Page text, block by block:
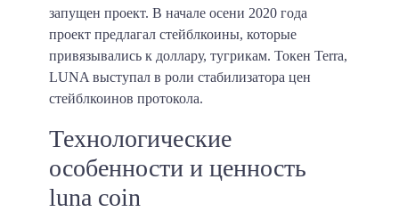
запущен проект. В начале осени 2020 года
проект предлагал стейблкоины, которые
привязывались к доллару, тугрикам. Токен Terra,
LUNA выступал в роли стабилизатора цен
стейблкоинов протокола.
Технологические
особенности и ценность
luna coin